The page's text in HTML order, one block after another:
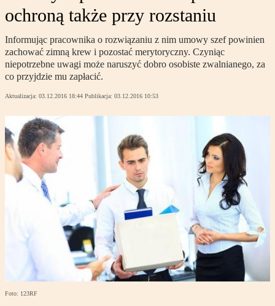
ochroną także przy rozstaniu
Informując pracownika o rozwiązaniu z nim umowy szef powinien
zachować zimną krew i pozostać merytoryczny. Czyniąc
niepotrzebne uwagi może naruszyć dobro osobiste zwalnianego, za
co przyjdzie mu zapłacić.
Aktualizacja: 03.12.2016 18:44 Publikacja: 03.12.2016 10:53
Foto: 123RF